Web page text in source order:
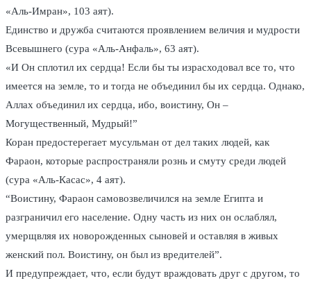
«Аль-Имран», 103 аят).
Единство и дружба считаются проявлением величия и мудрости
Всевышнего (сура «Аль-Анфаль», 63 аят).
«И Он сплотил их сердца! Если бы ты израсходовал все то, что
имеется на земле, то и тогда не объединил бы их сердца. Однако,
Аллах объединил их сердца, ибо, воистину, Он –
Могущественный, Мудрый!”
Коран предостерегает мусульман от дел таких людей, как
Фараон, которые распространяли рознь и смуту среди людей
(сура «Аль-Касас», 4 аят).
“Воистину, Фараон самовозвеличился на земле Египта и
разграничил его население. Одну часть из них он ослаблял,
умерщвляя их новорожденных сыновей и оставляя в живых
женский пол. Воистину, он был из вредителей”.
И предупреждает, что, если будут враждовать друг с другом, то